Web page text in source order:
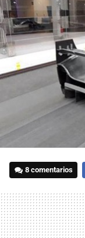
8 comentarios